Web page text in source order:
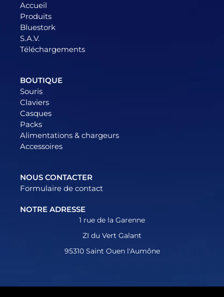
Accueil
Produits
Bluestork
S.A.V.
Téléchargements
BOUTIQUE
Souris
Claviers
Casques
Packs
Alimentations & chargeurs
Accessoires
NOUS CONTACTER
Formulaire de contact
1 rue de la Garenne
ZI du Vert Galant
95310 Saint Ouen l'Aumône
NOTRE ADRESSE